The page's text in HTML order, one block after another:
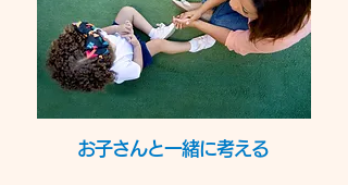
お子さんと一緒に考える